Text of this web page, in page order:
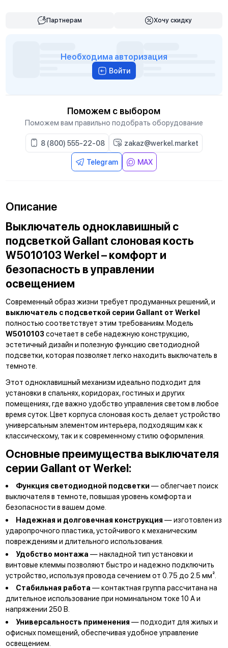
Партнерам Хочу скидку
Необходима авторизация
Войти
Поможем с выбором
Поможем вам правильно подобрать оборудование
8 (800) 555-22-08 zakaz@werkel.market
Telegram MAX
Описание
Выключатель одноклавишный с
подсветкой Gallant слоновая кость
W5010103 Werkel – комфорт и
безопасность в управлении
освещением
Современный образ жизни требует продуманных решений, и
выключатель с подсветкой серии Gallant от Werkel
полностью соответствует этим требованиям. Модель
W5010103 сочетает в себе надежную конструкцию,
эстетичный дизайн и полезную функцию светодиодной
подсветки, которая позволяет легко находить выключатель в
темноте.
Этот одноклавишный механизм идеально подходит для
установки в спальнях, коридорах, гостиных и других
помещениях, где важно удобство управления светом в любое
время суток. Цвет корпуса слоновая кость делает устройство
универсальным элементом интерьера, подходящим как к
классическому, так и к современному стилю оформления.
Основные преимущества выключателя
серии Gallant от Werkel:
Функция светодиодной подсветки— облегчает поиск
выключателя в темноте, повышая уровень комфорта и
безопасности в вашем доме.
Надежная и долговечная конструкция— изготовлен из
ударопрочного пластика, устойчивого к механическим
повреждениям и длительного использования.
Удобство монтажа— накладной тип установки и
винтовые клеммы позволяют быстро и надежно подключить
устройство, используя провода сечением от 0.75 до 2.5 мм².
Стабильная работа— контактная группа рассчитана на
длительное использование при номинальном токе 10 А и
напряжении 250 В.
Универсальность применения— подходит для жилых и
офисных помещений, обеспечивая удобное управление
освещением.